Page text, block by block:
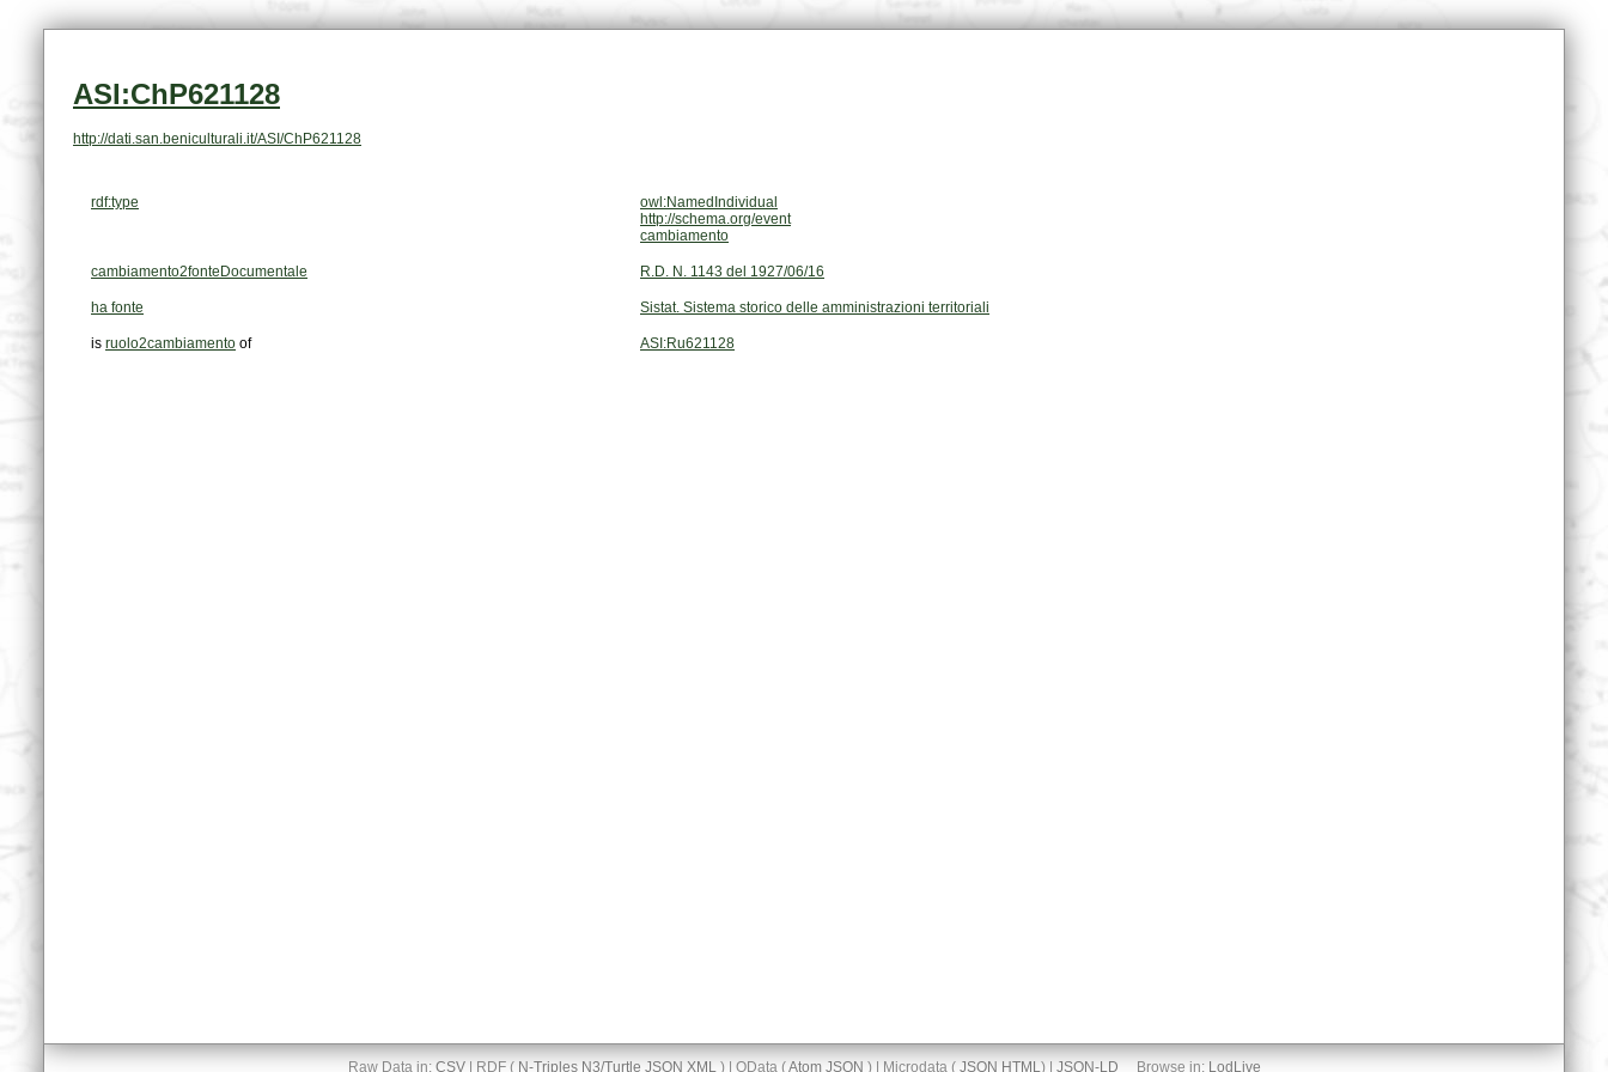
ASI:ChP621128
http://dati.san.beniculturali.it/ASI/ChP621128
rdf:type
owl:NamedIndividual
http://schema.org/event
cambiamento
cambiamento2fonteDocumentale R.D. N. 1143 del 1927/06/16
ha fonte Sistat. Sistema storico delle amministrazioni territoriali
is ruolo2cambiamento of ASI:Ru621128
Raw Data in: CSV| RDF ( N-Triples N3/Turtle JSON XML) | OData (Atom JSON ) | Microdata ( JSON HTML) | JSON-LD Browse in: LodLive